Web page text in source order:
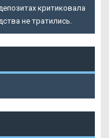
критиковала
не тратились.